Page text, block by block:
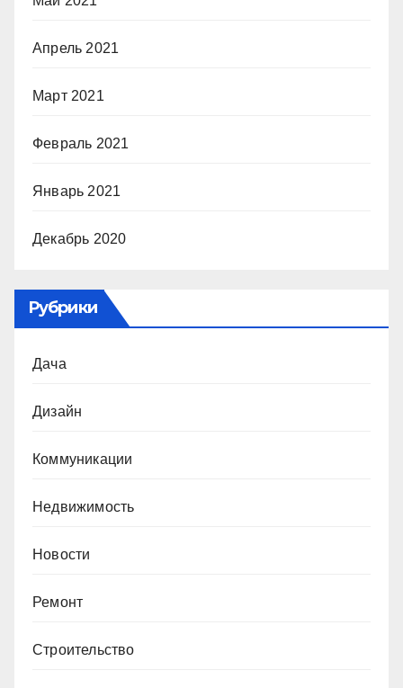
Апрель 2021
Март 2021
Февраль 2021
Январь 2021
Декабрь 2020
Рубрики
Дача
Дизайн
Коммуникации
Недвижимость
Новости
Ремонт
Строительство